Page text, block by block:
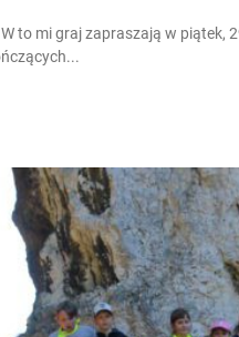
to mi graj zapraszają w piątek,